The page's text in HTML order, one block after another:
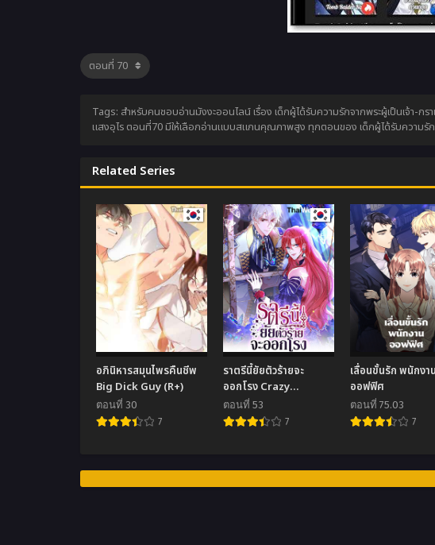
Tags: สำหรับคนชอบอ่านมังงะออนไลน์ เรื่อง เด็กผู้ได้รับความรักจากพระผู้เป็นเจ้า-
แสงอุไร ตอนที่70 มีให้เลือกอ่านแบบสแกนคุณภาพสูง ทุกตอนของ เด็กผู้ได้รับความรัก
Related Series
อภินิหารสมุนไพรคืนชีพ
Big Dick Guy (R+)
ตอนที่ 30
7
ราตรีนี้ยัยตัวร้ายจะ
ออกโรง Crazy
Princess Wants the
Throne
ตอนที่ 53
7
เลื่อนขั้นรัก พนักงาน
ออฟฟิศ
ตอนที่ 75.03
7